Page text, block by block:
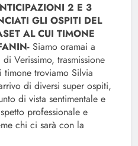
2 E 3
GLI OSPITI DEL
AL CUI TIMONE
Siamo oramai a
Verissimo, trasmissione
troviamo Silvia
di diversi super ospiti,
di vista sentimentale e
professionale e
chi ci sarà con la